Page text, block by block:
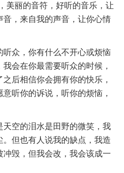
美丽的音符，好听的音乐，让
，来自我的声音，让你心情
听众，你有什么不开心或烦恼
会在你最需要听众的时候，
后相信你会拥有你的快乐，
听你的诉说，听你的烦恼，
天空的泪水是田野的微笑，我
但也有人说我的缺点，我造
冲毁，但我会改，我会该成一